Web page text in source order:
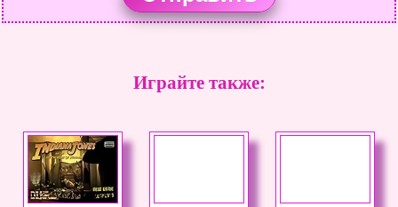
Играйте также: